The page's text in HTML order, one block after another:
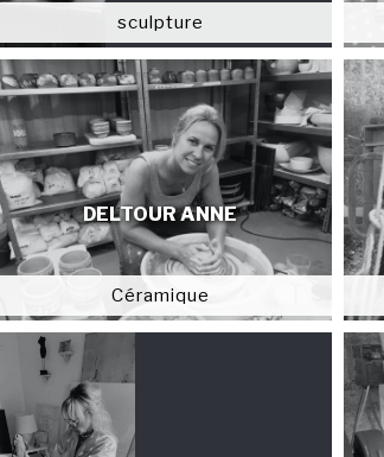
sculpture
DELTOUR ANNE
Céramique